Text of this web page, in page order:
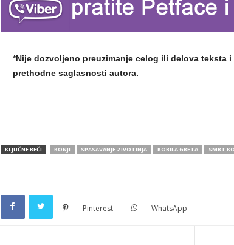
*Nije dozvoljeno preuzimanje celog ili delova teksta
prethodne saglasnosti autora.
KLJUČNE REČI KONJI SPASAVANJE ZIVOTINJA KOBILA GRETA SMRT
Pinterest WhatsApp